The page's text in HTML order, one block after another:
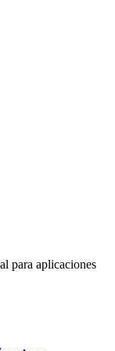
para aplicaciones